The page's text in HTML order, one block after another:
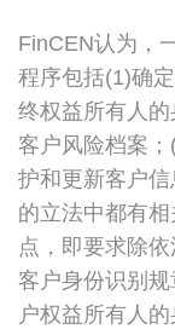
FinCEN认为，
程序包括(1)确
终权益所有人
客户风险档案
护和更新客户信
的立法中都有
点，即要求除
客户身份识别
户权益所有人